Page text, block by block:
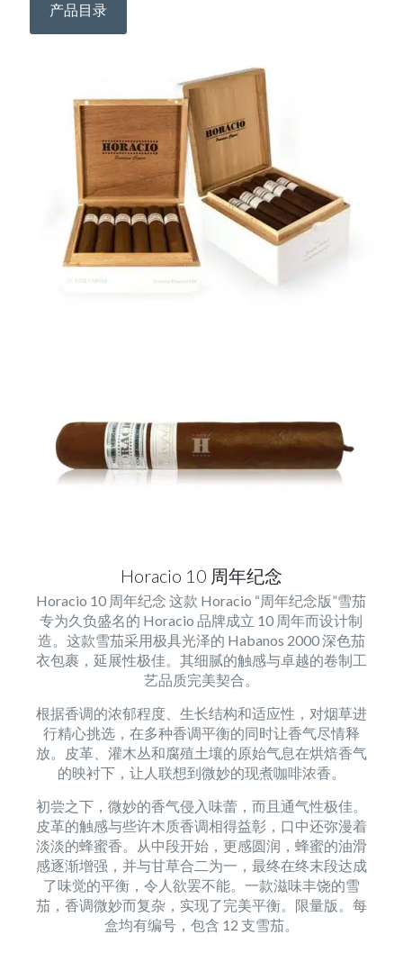
产品目录
Horacio 10 周年纪念
Horacio 10 周年纪念 这款 Horacio “周年纪念版”雪茄
专为久负盛名的 Horacio 品牌成立 10 周年而设计制
造。这款雪茄采用极具光泽的 Habanos 2000 深色茄
衣包裹，延展性极佳。其细腻的触感与卓越的卷制工
艺品质完美契合。
根据香调的浓郁程度、生长结构和适应性，对烟草进
行精心挑选，在多种香调平衡的同时让香气尽情释
放。皮革、灌木丛和腐殖土壤的原始气息在烘焙香气
的映衬下，让人联想到微妙的现煮咖啡浓香。
初尝之下，微妙的香气侵入味蕾，而且通气性极佳。
皮革的触感与些许木质香调相得益彰，口中还弥漫着
淡淡的蜂蜜香。从中段开始，更感圆润，蜂蜜的油滑
感逐渐增强，并与甘草合二为一，最终在终末段达成
了味觉的平衡，令人欲罢不能。一款滋味丰饶的雪
茄，香调微妙而复杂，实现了完美平衡。限量版。每
盒均有编号，包含 12 支雪茄。